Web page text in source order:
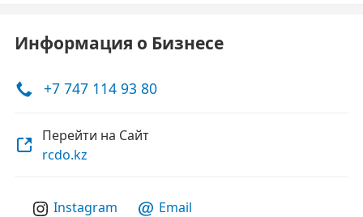
Информация о Бизнесе
+7 747 114 93 80
Перейти на Сайт
rcdo.kz
Instagram Email